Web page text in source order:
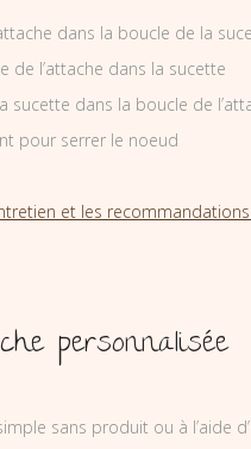
dans la boucle de la
de l’attache dans la sucette
sucette dans la boucle de
pour serrer le noeud
et les
personnalisée
sans produit ou à l’aide